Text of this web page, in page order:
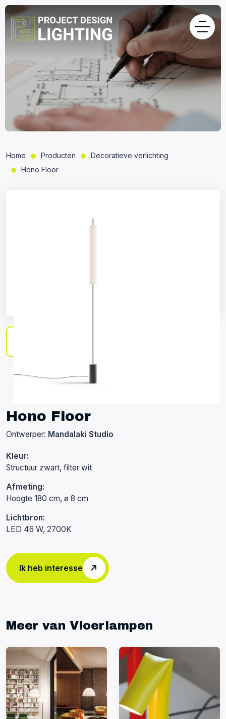
Home Producten
Decoratieve verlichting
Hono Floor
Hono Floor
Ontwerper: Mandalaki Studio
Kleur:
Structuur zwart, filter wit
Afmeting:
Hoogte 180 cm, ø 8 cm
Lichtbron:
LED 46 W, 2700K
Ik heb interesse
Meer van Vloerlampen